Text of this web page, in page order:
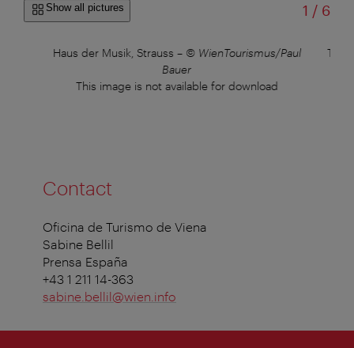
Show all pictures 1 /of
6
Haus der Musik, Strauss – © WienTourismus/Paul
Bauer
This image is not available for download
Contact
Oficina de Turismo de Viena
Sabine Bellil
Prensa España
+43 1 211 14-363
sabine.bellil@wien.info